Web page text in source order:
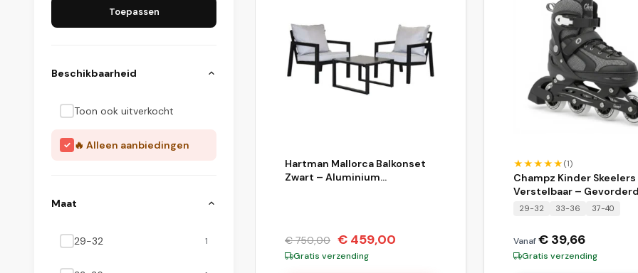
Toepassen
Beschikbaarheid
Toon ook uitverkocht
🔥 Alleen aanbiedingen
Maat
29-32 1
Hartman Mallorca Balkonset
Zwart – Aluminium
€750,00 € 459,00
Gratis verzending
★★★★★(1)
Champz Kinder Skeelers
Verstelbaar –
Semi-Softboot – Zwart
29-32 33-36 37-40
Vanaf€ 39,66
Gratis verzending